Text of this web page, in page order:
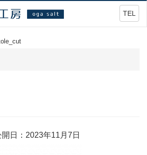
TEL
開日：2023年11月7日